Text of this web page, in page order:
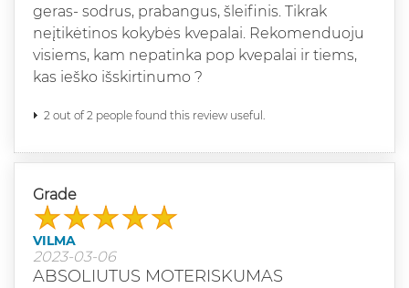
geras- sodrus, prabangus, šleifinis. Tikrak
neįtikėtinos kokybės kvepalai. Rekomenduoju
visiems, kam nepatinka pop kvepalai ir tiems,
kas ieško išskirtinumo ?
2 out of 2 people found this review useful.
Grade
VILMA
2023-03-06
ABSOLIUTUS MOTERISKUMAS